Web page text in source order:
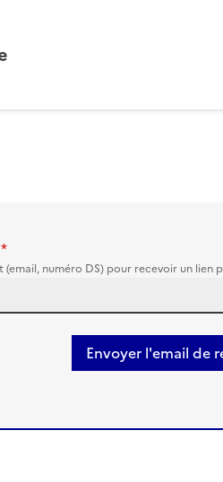
*astérisque rouge d'obligation de
numéro DS) pour recevoir un lien
Envoyer l'email de